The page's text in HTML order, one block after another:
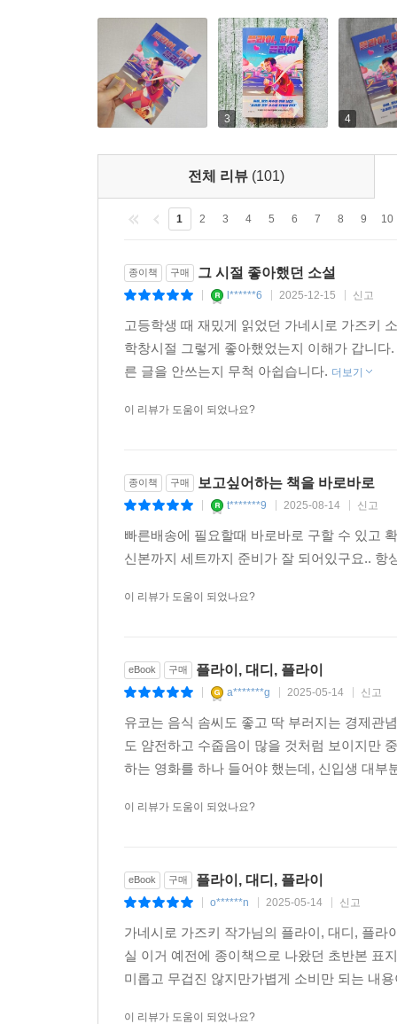
3 4
전체 리뷰 (101)
1 2 3 4 5 6 7 8 9 10
종이책 구매 그 시절 좋아했던 소설
l******6 2025-12-15 신고
고등학생 때 재밌게 읽었던 가네시로 가즈키
학창시절 그렇게 좋아했었는지 이해가 갑니
른 글을 안쓰는지 무척 아쉽습니다. 더보기
이 리뷰가 도움이 되었나요?
종이책 구매 보고싶어하는 책을 바로바로
t*******9 2025-08-14 신고
빠른배송에 필요할때 바로바로 구할 수 있고
신본까지 세트까지 준비가 잘 되어있구요..
이 리뷰가 도움이 되었나요?
eBook 구매 플라이, 대디, 플라이
a*******g 2025-05-14 신고
유코는 음식 솜씨도 좋고 딱 부러지는 경제관
도 얌전하고 수줍음이 많을 것처럼 보이지만
하는 영화를 하나 들어야 했는데, 신입생 대
이 리뷰가 도움이 되었나요?
eBook 구매 플라이, 대디, 플라이
o******n 2025-05-14 신고
가네시로 가즈키 작가님의 플라이, 대디, 플
실 이거 예전에 종이책으로 나왔던 초반본 표
미롭고 무겁진 않지만가볍게 소비만 되는 내
이 리뷰가 도움이 되었나요?